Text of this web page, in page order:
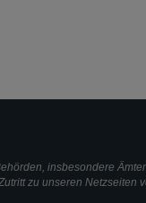
insbesondere
zu unseren Netzseiten